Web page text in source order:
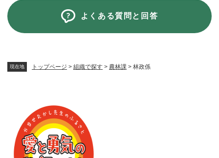
現在地 トップページ > 組織で探す > 農林課 > 林政係
よくある質問と回答